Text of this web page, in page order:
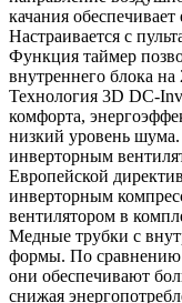
качания
Настраивается с
Функция таймер
внутреннего блока на
Технология 3D DC-
комфорта,
низкий уровень
инверторным
Европейской
инверторным
вентилятором в
Медные трубки с
формы. По
они обеспечивают
снижая